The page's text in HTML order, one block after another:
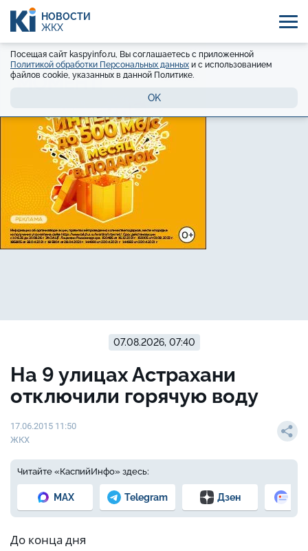
НОВОСТИ
ЖКХ
Посещая сайт kaspyinfo.ru, Вы соглашаетесь с приложенной
Политикой обработки Персональных данных и с использованием
файлов cookie, указанных в данной Политике.
OK
07.08.2026, 07:40
На 9 улицах Астрахани
отключили горячую воду
17.06.2015 11:50
ЖКХ
Читайте «КаспийИнфо» здесь:
MAX Telegram Дзен
До конца дня